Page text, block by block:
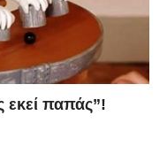
εκεί παπάς”!